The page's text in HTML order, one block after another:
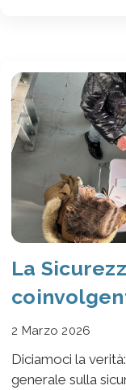
La
2 Marzo 2026
Diciamoci la
generale sulla